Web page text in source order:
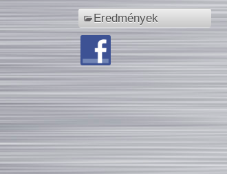
Eredmények